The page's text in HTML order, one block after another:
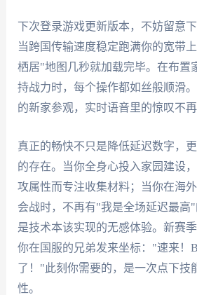
下次登录游戏更新版本，不妨留意下
当跨国传输速度稳定跑满你的宽带
栖居"地图几秒就加载完毕。在布置
持战力时，每个操作都如丝般顺滑
的新家参观，实时语音里的惊叹不再
真正的畅快不只是降低延迟数字，
的存在。当你全身心投入家园建设
攻属性而专注收集材料；当你在海
会战时，不再有"我是全场延迟最
是技术本该实现的无感体验。新赛季
你在国服的兄弟发来坐标："速来！
了！"此刻你需要的，是一次点下技
性。